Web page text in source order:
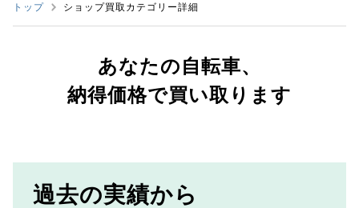
トップ ショップ買取カテゴリー詳細
あなたの自転車、
納得価格で買い取ります
過去の実績から